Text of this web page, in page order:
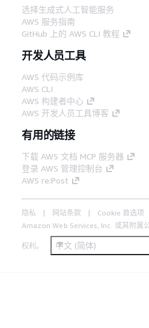
选择生成式人工智能服务
AWS 服务指南
GitHub 上的 AWS CLI 教程
开发人员工具
AWS 代码示例库
AWS CLI
AWS 构建者中心
AWS 开发人员工具博客
有用的链接
下载 AWS 文档 MCP 服务器
登录 AWS 管理控制台
AWS re:Post
隐私 网站条款 Cookie 首选项
Amazon Web Services, Inc. 或其附属
权利。 中文 (简体)